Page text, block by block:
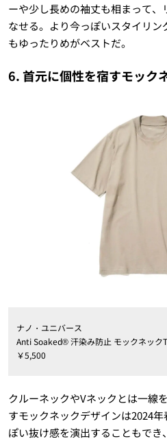
ーや少し長めの袖丈も相まって
なせる。より今っぽいスタイリ
もゆったりめがベストだ。
6. 首元に個性を宿すモック
ナノ・ユニバース
Anti Soaked® 汗染み防止 モックネック
￥5,500
クルーネックやVネックとは一線
すモックネックデザインは2024
ぽい抜け感を演出することもで